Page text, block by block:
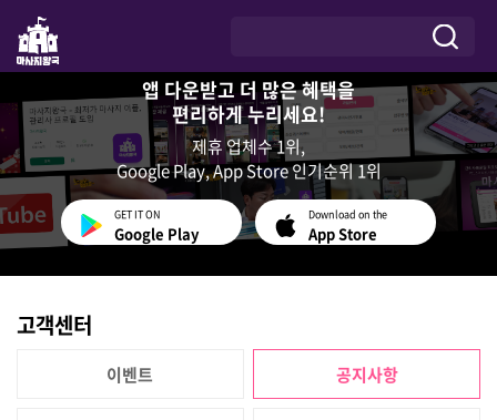
앱 다운받고 더 많은 혜택을
편리하게 누리세요!
제휴 업체수 1위,
Google Play, App Store 인기순위 1위
GET IT ON
Google Play
Download on the
App Store
고객센터
이벤트 공지사항